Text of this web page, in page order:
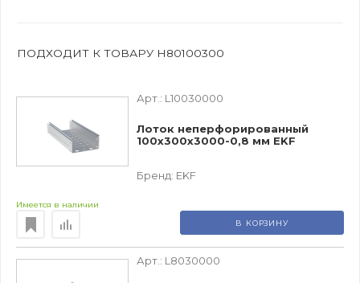
ПОДХОДИТ К ТОВАРУ H80100300
Арт.: L10030000
Лоток неперфорированный
100х300х3000-0,8 мм EKF
Бренд: EKF
Имеется в наличии
В КОРЗИНУ
Арт.: L8030000